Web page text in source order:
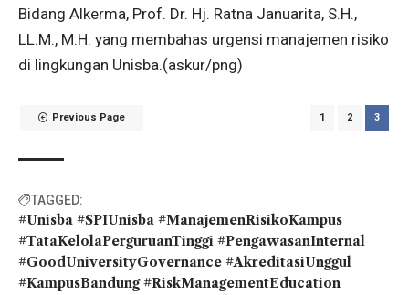
Bidang Alkerma, Prof. Dr. Hj. Ratna Januarita, S.H.,
LL.M., M.H. yang membahas urgensi manajemen risiko
di lingkungan Unisba.(askur/png)
Previous Page 1 2 3
TAGGED:
#Unisba #SPIUnisba #ManajemenRisikoKampus
#TataKelolaPerguruanTinggi #PengawasanInternal
#GoodUniversityGovernance #AkreditasiUnggul
#KampusBandung #RiskManagementEducation